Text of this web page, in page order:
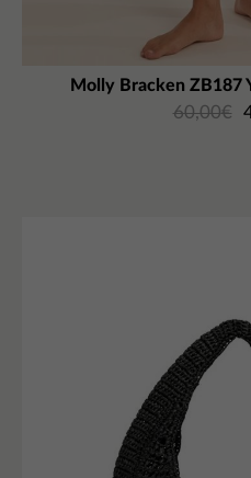
Molly Bracken ZB187
60,00€